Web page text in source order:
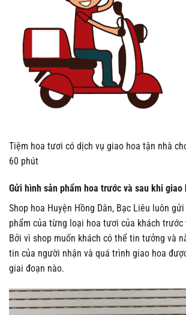
Tiệm hoa tươi có dịch vụ giao hoa tận nhà
60 phút
Gửi hình sản phẩm hoa trước và sau khi giao
Shop hoa Huyện Hồng Dân, Bạc Liêu luôn
phẩm của từng loại hoa tươi của khách trước
Bởi vì shop muốn khách có thể tin tưởng và
tin của người nhận và quá trình giao hoa
giai đoạn nào.